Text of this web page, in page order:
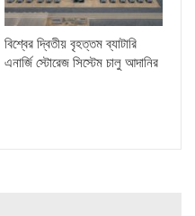
বিশ্বের দ্বিতীয় বৃহত্তম ব্যাটারি
এনার্জি স্টোরেজ সিস্টেম চালু আদানির